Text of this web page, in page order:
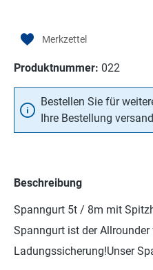
Produktnummer: 022
Bestellen Sie für
Ihre Bestellung
Beschreibung
Spanngurt 5t / 8m mit
Spanngurt ist der Allrounder
Ladungssicherung!Unser